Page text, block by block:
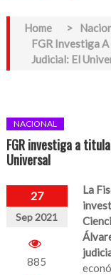
Home >
FGR Investiga
Judicial: El
NACIONAL
FGR investiga a
Universal
27
Sep 2021
885
La